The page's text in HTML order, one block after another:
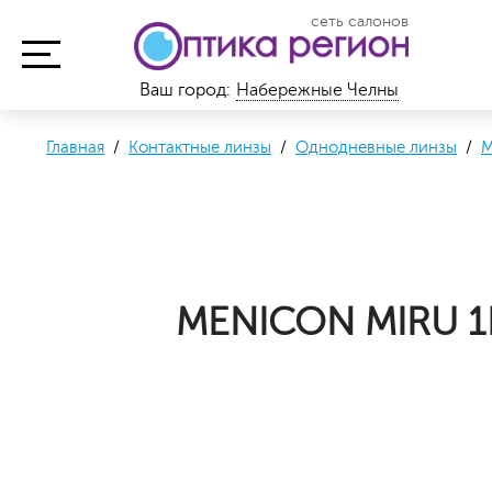
сеть салонов
Ваш город: Набережные Челны
Главная / Контактные линзы / Однодневные линзы /
MENICON MIRU